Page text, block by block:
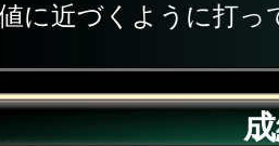
に近づくように打